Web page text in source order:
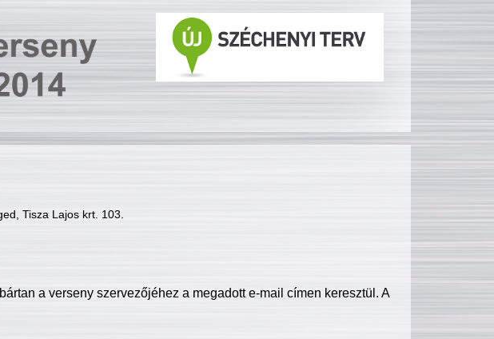
Tisza Lajos krt. 103.
a verseny szervezőjéhez a megadott e-mail címen keresztül. A